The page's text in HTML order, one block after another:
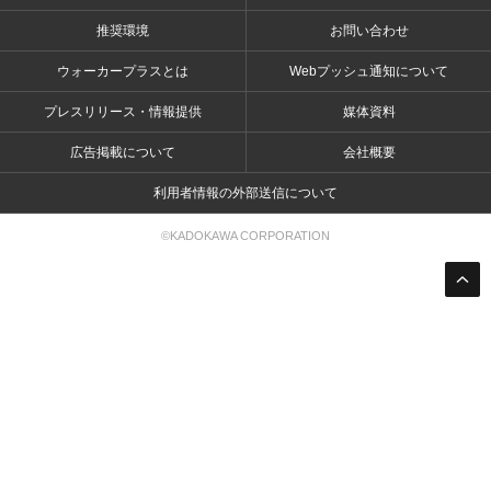
推奨環境 お問い合わせ
ウォーカープラスとは Webプッシュ通知について
プレスリリース・情報提供 媒体資料
広告掲載について 会社概要
利用者情報の外部送信について
©KADOKAWA CORPORATION